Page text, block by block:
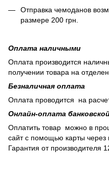
Отправка чемоданов
размере 200 грн.
Оплата наличными
Оплата производится
получении товара на
Безналичная оплата
Оплата проводится на
Онлайн-оплата
Оплатить товар можно в
сайт с помощью карты через
Гарантия от производителя